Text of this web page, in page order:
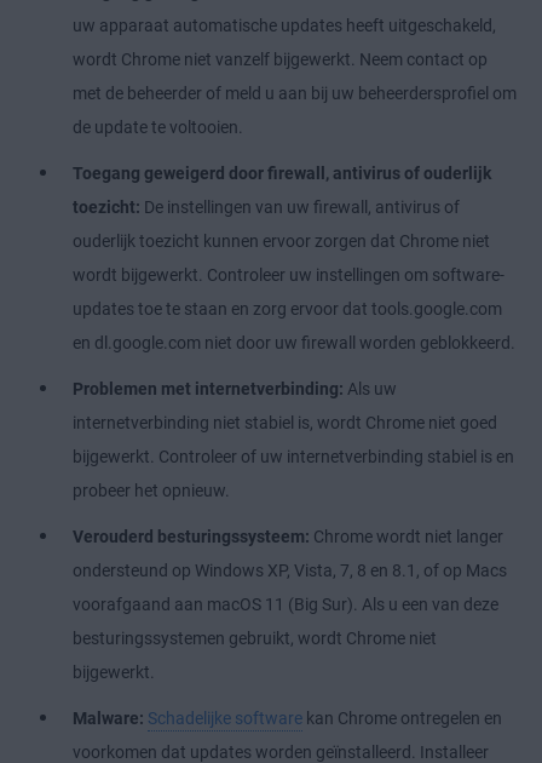
uw apparaat automatische updates heeft uitgeschakeld,
wordt Chrome niet vanzelf bijgewerkt. Neem contact op
met de beheerder of meld u aan bij uw beheerdersprofiel om
de update te voltooien.
Toegang geweigerd door firewall, antivirus of ouderlijk
toezicht: De instellingen van uw firewall, antivirus of
ouderlijk toezicht kunnen ervoor zorgen dat Chrome niet
wordt bijgewerkt. Controleer uw instellingen om software-
updates toe te staan en zorg ervoor dat tools.google.com
en dl.google.com niet door uw firewall worden geblokkeerd.
Problemen met internetverbinding: Als uw
internetverbinding niet stabiel is, wordt Chrome niet goed
bijgewerkt. Controleer of uw internetverbinding stabiel is en
probeer het opnieuw.
Verouderd besturingssysteem: Chrome wordt niet langer
ondersteund op Windows XP, Vista, 7, 8 en 8.1, of op Macs
voorafgaand aan macOS 11 (Big Sur). Als u een van deze
besturingssystemen gebruikt, wordt Chrome niet
bijgewerkt.
Malware: Schadelijke software kan Chrome ontregelen en
voorkomen dat updates worden geïnstalleerd. Installeer